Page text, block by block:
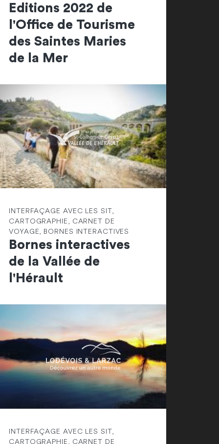
Editions 2022 de
l'Office de Tourisme
des Saintes Maries
de la Mer
INTERFAÇAGE AVEC LES SIT,
CARTOGRAPHIE, CARNET DE
VOYAGE, BORNES INTERACTIVES
Bornes interactives
de la Vallée de
l'Hérault
INTERFAÇAGE AVEC LES SIT,
CARTOGRAPHIE, CARNET DE